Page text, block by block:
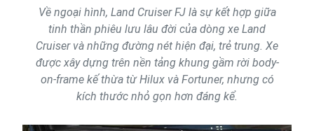
Về ngoại hình, Land Cruiser FJ là sự kết hợp giữa
tinh thần phiêu lưu lâu đời của dòng xe Land
Cruiser và những đường nét hiện đại, trẻ trung. Xe
được xây dựng trên nền tảng khung gầm rời body-
on-frame kế thừa từ Hilux và Fortuner, nhưng có
kích thước nhỏ gọn hơn đáng kể.